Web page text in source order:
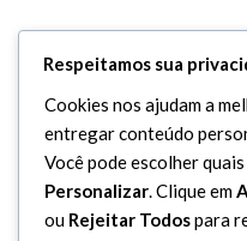
Dicionário Islâmico
Downloads
Respeitamos sua
Cookies nos ajudam a
entregar conteúdo
Você pode escolher
Personalizar. Clique em
ou Rejeitar Todospara